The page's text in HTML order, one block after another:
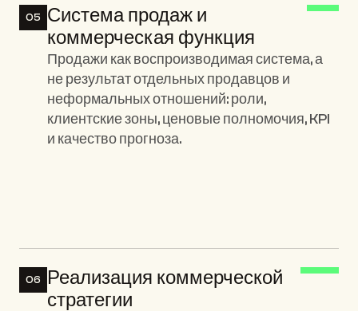
05
Система продаж и
коммерческая функция
Продажи как воспроизводимая система, а
не результат отдельных продавцов и
неформальных отношений: роли,
клиентские зоны, ценовые полномочия, KPI
и качество прогноза.
06
Реализация коммерческой
стратегии